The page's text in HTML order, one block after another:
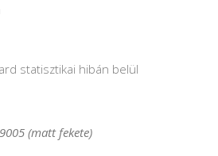
statisztikai hibán belül
(matt fekete)